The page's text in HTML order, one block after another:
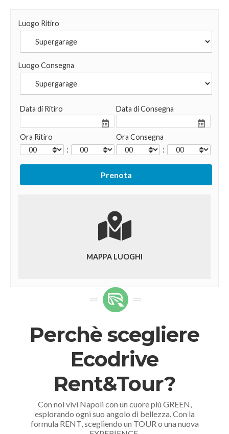
Luogo Ritiro
Luogo Consegna
Data di Ritiro
Ora Ritiro
:
Data di Consegna
Ora Consegna
:
MAPPA LUOGHI
Perchè scegliere
Ecodrive
Rent&Tour?
Con noi vivi Napoli con un cuore più GREEN,
esplorando ogni suo angolo di bellezza. Con la
formula RENT, scegliendo un TOUR o una nuova